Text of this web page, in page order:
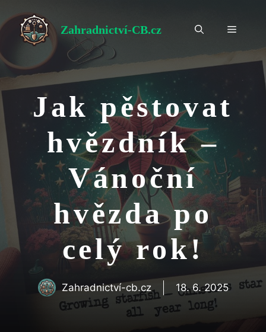
na
obsah
Zahradnictví-CB.cz Menu
Jak pěstovat
hvězdník –
Vánoční
hvězda po
celý rok!
Zahradnictví-cb.cz 18. 6. 2025